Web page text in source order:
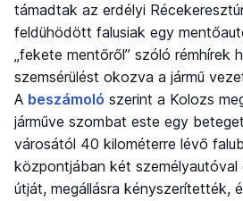
támadtak az erdélyi
feldühödött falusiak egy
„fekete mentőről” szóló rémhírek
szemsérülést okozva a jármű
A beszámoló szerint a Kolozs
járműve szombat este egy
városától 40 kilométerre lévő
központjában két személyautóval
útját, megállásra kényszerítették,